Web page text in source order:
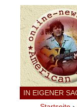
IN EIGENER